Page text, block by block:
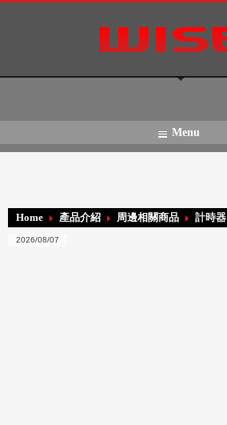
Menu
Home 產品介紹 周邊相關商品 計時器
2026/08/07